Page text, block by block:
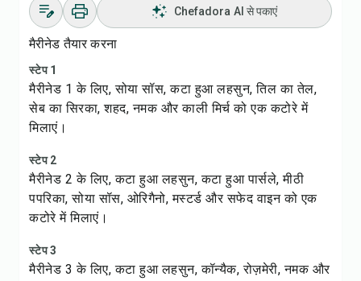
Chefadora AI से पकाएं
मैरीनेड तैयार करना
स्टेप 1
मैरीनेड 1 के लिए, सोया सॉस, कटा हुआ लहसुन, तिल का तेल,
सेब का सिरका, शहद, नमक और काली मिर्च को एक कटोरे में
मिलाएं।
स्टेप 2
मैरीनेड 2 के लिए, कटा हुआ लहसुन, कटा हुआ पार्सले, मीठी
पपरिका, सोया सॉस, ओरिगैनो, मस्टर्ड और सफेद वाइन को एक
कटोरे में मिलाएं।
स्टेप 3
मैरीनेड 3 के लिए, कटा हुआ लहसुन, कॉन्यैक, रोज़मेरी, नमक और